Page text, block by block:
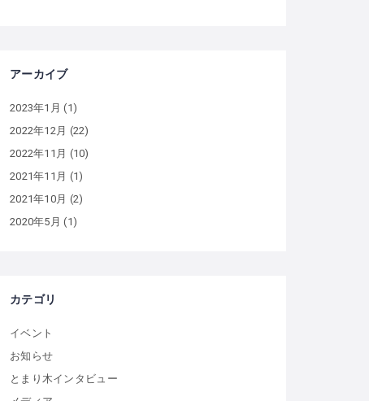
アーカイブ
2023年1月 (1)
2022年12月 (22)
2022年11月 (10)
2021年11月 (1)
2021年10月 (2)
2020年5月 (1)
カテゴリ
イベント
お知らせ
とまり木インタビュー